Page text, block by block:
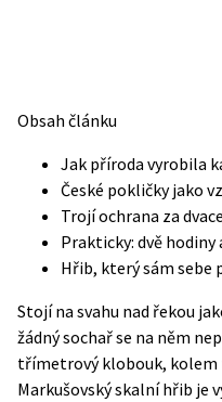
Obsah článku
Jak příroda vyrobila
České pokličky jako
Trojí ochrana za
Prakticky: dvě
Hřib, který sám sebe
Stojí na svahu nad řekou
žádný sochař se na něm
třímetrový klobouk, kolem
Markušovský skalní hřib je